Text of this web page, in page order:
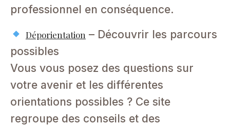
professionnel en conséquence.
Déporientation – Découvrir les parcours
possibles
Vous vous posez des questions sur
votre avenir et les différentes
orientations possibles ? Ce site
regroupe des conseils et des